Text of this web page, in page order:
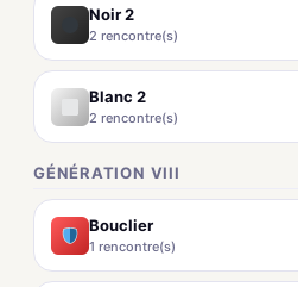
Noir 2
2 rencontre(s)
Blanc 2
2 rencontre(s)
GÉNÉRATION VIII
Bouclier
1 rencontre(s)